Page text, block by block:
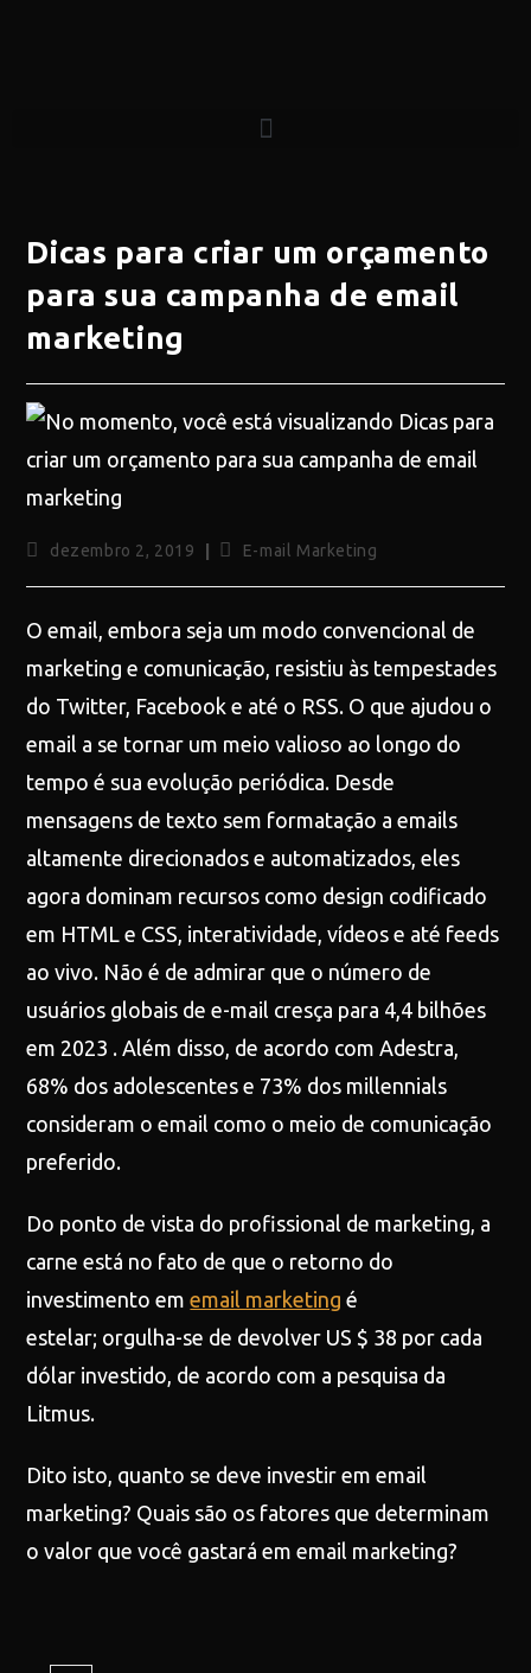
Dicas para criar um orçamento
para sua campanha de email
marketing
dezembro 2, 2019 E-mail Marketing
O email, embora seja um modo convencional de
marketing e comunicação, resistiu às tempestades
do Twitter, Facebook e até o RSS. O que ajudou o
email a se tornar um meio valioso ao longo do
tempo é sua evolução periódica. Desde
mensagens de texto sem formatação a emails
altamente direcionados e automatizados, eles
agora dominam recursos como design codificado
em HTML e CSS, interatividade, vídeos e até feeds
ao vivo. Não é de admirar que o número de
usuários globais de e-mail cresça para 4,4 bilhões
em 2023 . Além disso, de acordo com Adestra,
68% dos adolescentes e 73% dos millennials
consideram o email como o meio de comunicação
preferido.
Do ponto de vista do profissional de marketing, a
carne está no fato de que o retorno do
investimento ememail marketing é
estelar; orgulha-se de devolver US $ 38 por cada
dólar investido, de acordo com a pesquisa da
Litmus.
Dito isto, quanto se deve investir em email
marketing? Quais são os fatores que determinam
o valor que você gastará em email marketing?